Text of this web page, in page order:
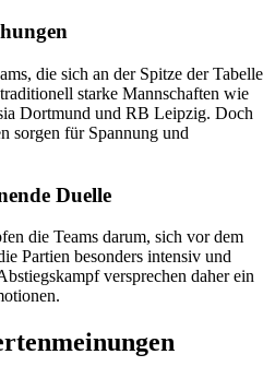
die sich an der Spitze der Tabelle
starke Mannschaften wie
Dortmund und RB Leipzig. Doch
sorgen für Spannung und
Duelle
die Teams darum, sich vor dem
Partien besonders intensiv und
versprechen daher ein